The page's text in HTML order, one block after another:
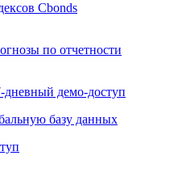
Cbonds
дневный
базу данных